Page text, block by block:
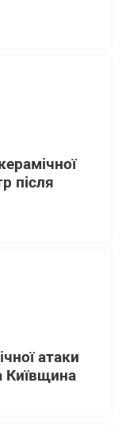
після
атаки
Київщина